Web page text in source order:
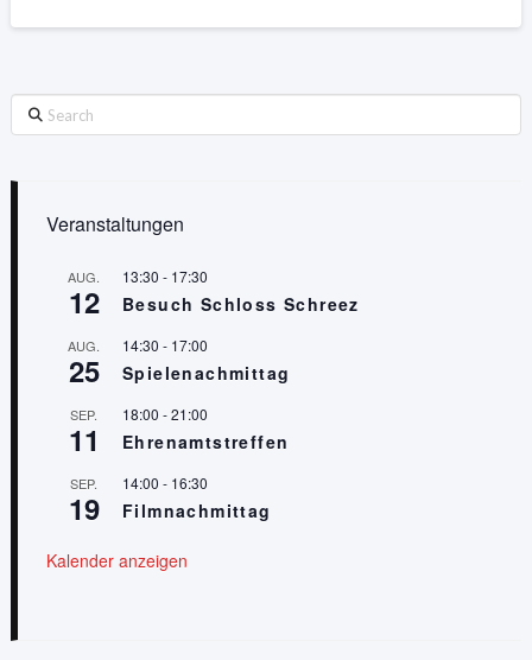
Search
Veranstaltungen
AUG.
12
13:30 - 17:30
Besuch Schloss Schreez
AUG.
25
14:30 - 17:00
Spielenachmittag
SEP.
11
18:00 -21:00
Ehrenamtstreffen
SEP.
19
14:00 - 16:30
Filmnachmittag
Kalender anzeigen